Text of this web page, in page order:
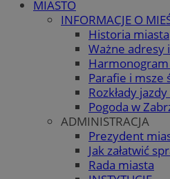
MIASTO
INFORMACJE O
Historia miasta
Ważne adresy
Parafie i msze
Rozkłady
Pogoda w
ADMINISTRACJA
Prezydent
Jak załatwić
Rada miasta